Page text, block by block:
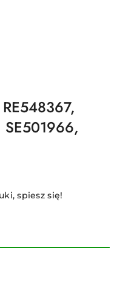
SE501966,
spiesz się!